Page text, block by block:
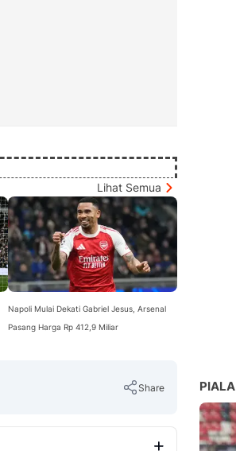
Lihat Semua
Napoli Mulai Dekati Gabriel Jesus, Arsenal
Pasang Harga Rp 412,9 Miliar
Share